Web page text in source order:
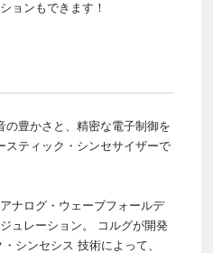
ョンもできます！
の豊かさと、精密な電子制御を
スティック・シンセサイザーで
ナログ・ウェーブフォールデ
ュレーション。 コルグが開発
シンセシス 技術によって、